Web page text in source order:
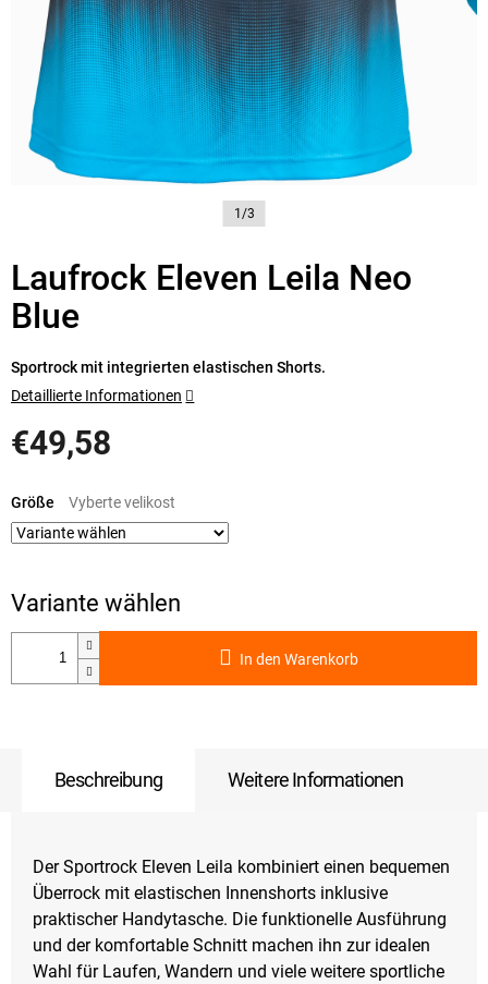
1/3
Laufrock Eleven Leila Neo
Blue
€49,58
Größe
In den Warenkorb
Sportrock mit integrierten elastischen Shorts.
Detaillierte Informationen
Beschreibung Weitere Informationen
Der Sportrock Eleven Leila kombiniert einen bequemen
Überrock mit elastischen Innenshorts inklusive
praktischer Handytasche. Die funktionelle Ausführung
und der komfortable Schnitt machen ihn zur idealen
Wahl für Laufen, Wandern und viele weitere sportliche